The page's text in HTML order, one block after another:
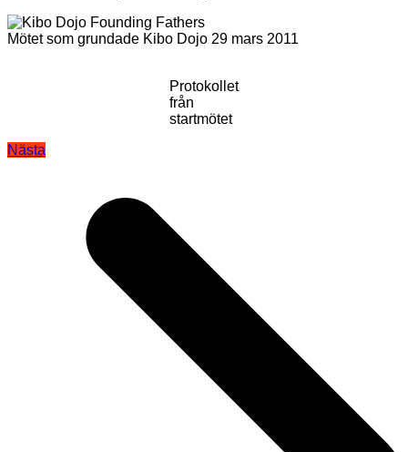
Mötet som grundade Kibo Dojo 29 mars 2011
Protokollet
från
startmötet
Inläggsnavigering
Nästa